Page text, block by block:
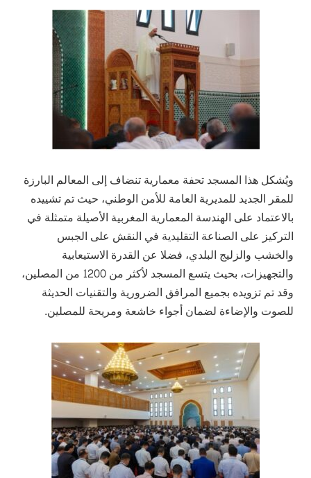
ويُشكل هذا المسجد تحفة معمارية تنضاف إلى المعالم البارزة
للمقر الجديد للمديرية العامة للأمن الوطني، حيث تم تشييده
بالاعتماد على الهندسة المعمارية المغربية الأصيلة متمثلة في
التركيز على الصناعة التقليدية في النقش على الجبس
والخشب والزليج البلدي، فضلا عن القدرة الاستيعابية
والتجهيزات، بحيث يتسع المسجد لأكثر من 1200 من المصلين،
وقد تم تزويده بجميع المرافق الضرورية والتقنيات الحديثة
للصوت والإضاءة لضمان أجواء خاشعة ومريحة للمصلين.